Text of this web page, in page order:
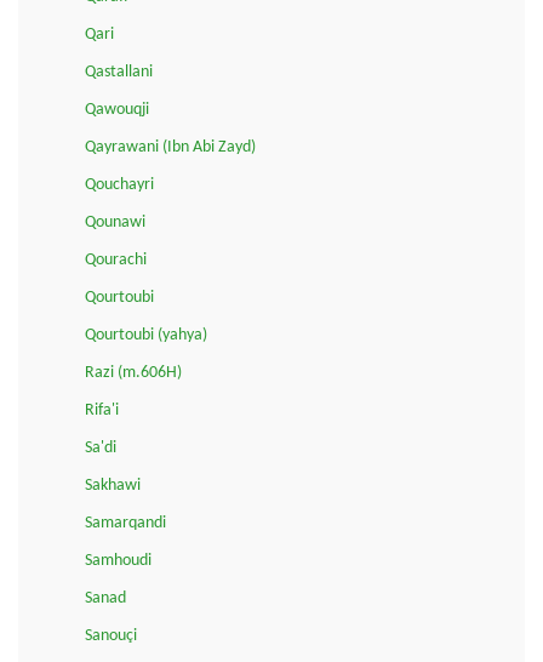
Qari
Qastallani
Qawouqji
Qayrawani (Ibn Abi Zayd)
Qouchayri
Qounawi
Qourachi
Qourtoubi
Qourtoubi (yahya)
Razi (m.606H)
Rifa'i
Sa'di
Sakhawi
Samarqandi
Samhoudi
Sanad
Sanouçi